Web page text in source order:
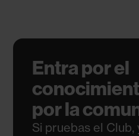
Entra por el
por la
Si pruebas el Club,